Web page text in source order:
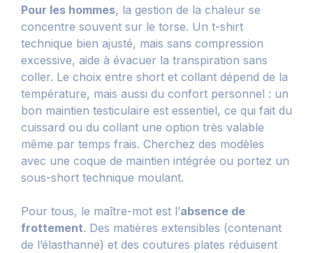
Pour les hommes, la gestion de la chaleur se
concentre souvent sur le torse. Un t-shirt
technique bien ajusté, mais sans compression
excessive, aide à évacuer la transpiration sans
coller. Le choix entre short et collant dépend de la
température, mais aussi du confort personnel : un
bon maintien testiculaire est essentiel, ce qui fait du
cuissard ou du collant une option très valable
même par temps frais. Cherchez des modèles
avec une coque de maintien intégrée ou portez un
sous-short technique moulant.
Pour tous, le maître-mot est l’absence de
frottement. Des matières extensibles (contenant
de l’élasthanne) et des coutures plates réduisent